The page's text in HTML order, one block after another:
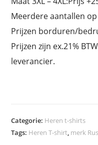
Meerdere aantallen
Prijzen borduren/
Prijzen zijn ex.21%
leverancier.
Categorie: Heren t-shirts
Tags: Heren T-shirt, merk